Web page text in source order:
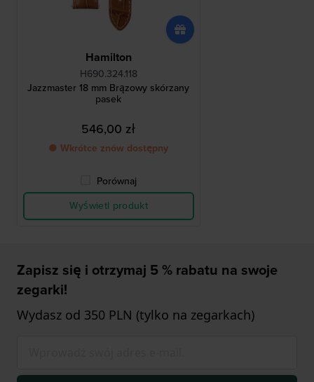
Hamilton
H690.324.118
Jazzmaster 18 mm Brązowy skórzany
pasek
546,00 zł
● Wkrótce znów dostępny
Porównaj
Wyświetl produkt
Zapisz się i otrzymaj 5 % rabatu na swoje
zegarki!
Wydasz od 350 PLN (tylko na zegarkach)